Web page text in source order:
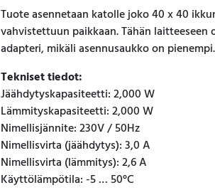
Tuote asennetaan katolle joko 40 x 40
vahvistettuun paikkaan. Tähän laitteeseen
adapteri, mikäli asennusaukko on pienempi.
Tekniset tiedot:
Jäähdytyskapasiteetti: 2,000 W
Lämmityskapasiteetti: 2,000 W
Nimellisjännite: 230V / 50Hz
Nimellisvirta (jäähdytys): 3,0 A
Nimellisvirta (lämmitys): 2,6 A
Käyttölämpötila: -5 … 50°C